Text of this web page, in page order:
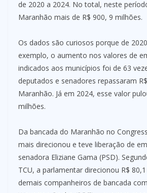
de 2020 a 2024. No total, neste
Maranhão mais de R$ 900, 9 milhões.
Os dados são curiosos porque de
exemplo, o aumento nos valores de
indicados aos municípios foi de 63
deputados e senadores repassaram
Maranhão. Já em 2024, esse valor
milhões.
Da bancada do Maranhão no
mais direcionou e teve liberação de
senadora Eliziane Gama (PSD).
TCU, a parlamentar direcionou R$
demais companheiros de bancada